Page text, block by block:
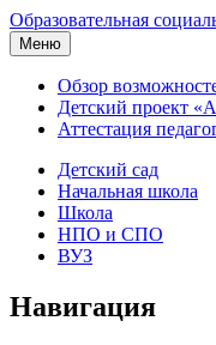
Образовательная
Меню
Обзор
Детский проект
Аттестация
Детский сад
Начальная школа
Школа
НПО и СПО
ВУЗ
Навигация